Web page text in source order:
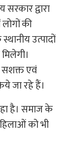
द्वारा
की
उत्पादों
सशक्त एवं
जा रहे हैं।
है। समाज के
को भी